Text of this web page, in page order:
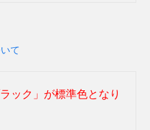
て
ック」が標準色となり